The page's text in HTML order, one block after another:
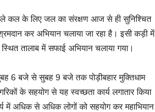
कल के लिए जल का संरक्षण आज से ही सुनिश्चित
कर अभियान चलाया जा रहा है। इसी कड़ी में
तालाब में सफाई अभियान चलाया गया।
6 बजे से सुबह 9 बजे तक पोड़ीबहार मुक्तिधाम
के सहयोग से यह स्वच्छता कार्य लगातार किया
में अधिक से अधिक लोगों को सहयोग कर महाभियान